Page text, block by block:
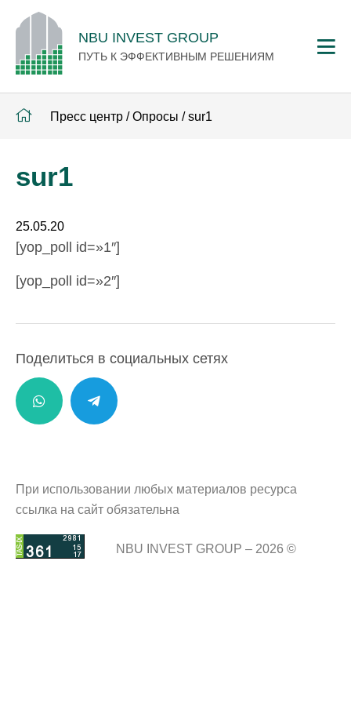
NBU INVEST GROUP
ПУТЬ К ЭФФЕКТИВНЫМ РЕШЕНИЯМ
Пресс центр / Опросы / sur1
sur1
25.05.20
[yop_poll id=»1″]
[yop_poll id=»2″]
Поделиться в социальных сетях
При использовании любых материалов ресурса
ссылка на сайт обязательна
NBU INVEST GROUP – 2026 ©